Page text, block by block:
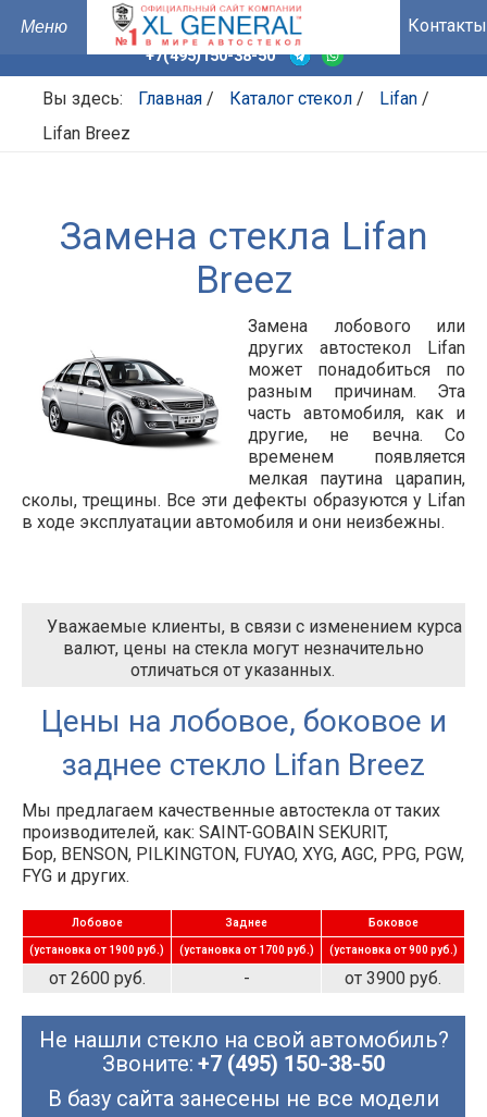
Контакты
+7(495)150-38-50
Вы здесь: Главная / Каталог стекол / Lifan /
Lifan Breez
Замена стекла Lifan
Breez
Замена лобового или
других автостекол Lifan
может понадобиться по
разным причинам. Эта
часть автомобиля, как и
другие, не вечна. Со
временем появляется
мелкая паутина царапин,
сколы, трещины. Все эти дефекты образуются у Lifan
в ходе эксплуатации автомобиля и они неизбежны.
Уважаемые клиенты, в связи с изменением курса
валют, цены на стекла могут незначительно
отличаться от указанных.
Цены на лобовое, боковое и
заднее стекло Lifan Breez
Мы предлагаем качественные автостекла от таких
производителей, как: SAINT-GOBAIN SEKURIT,
Бор, BENSON, PILKINGTON, FUYAO, XYG, AGC, PPG, PGW,
FYG и других.
Лобовое Заднее Боковое
(установка от 1900 руб.) (установка от 1700 руб.) (установка от 900 руб.)
от 2600 руб. - от 3900 руб.
Не нашли стекло на свой автомобиль?
Звоните: +7 (495) 150-38-50
В базу сайта занесены не все модели